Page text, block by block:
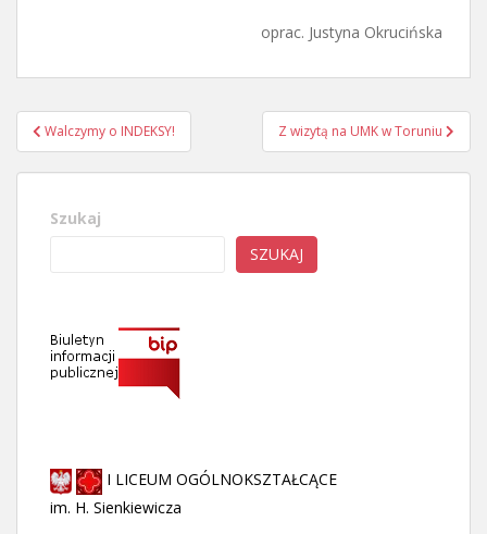
oprac. Justyna Okrucińska
Nawigacja
wpisu
Walczymy o INDEKSY! Z wizytą na UMK w Toruniu
Szukaj
SZUKAJ
I LICEUM OGÓLNOKSZTAŁCĄCE
im. H. Sienkiewicza